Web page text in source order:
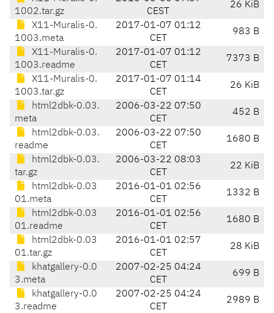
1002.tar.gz
CEST
26 KiB
X11-Muralis-0.
1003.meta
2017-01-07 01:12
CET
983 B
X11-Muralis-0.
1003.readme
2017-01-07 01:12
CET
7373 B
X11-Muralis-0.
1003.tar.gz
2017-01-07 01:14
CET
26 KiB
html2dbk-0.03.
meta
2006-03-22 07:50
CET
452 B
html2dbk-0.03.
readme
2006-03-22 07:50
CET
1680 B
html2dbk-0.03.
tar.gz
2006-03-22 08:03
CET
22 KiB
html2dbk-0.03
01.meta
2016-01-01 02:56
CET
1332 B
html2dbk-0.03
01.readme
2016-01-01 02:56
CET
1680 B
html2dbk-0.03
01.tar.gz
2016-01-01 02:57
CET
28 KiB
khatgallery-0.0
3.meta
2007-02-25 04:24
CET
699 B
khatgallery-0.0
3.readme
2007-02-25 04:24
CET
2989 B